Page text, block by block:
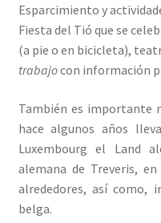
Esparcimiento y
Fiesta del Tió que se
(a pie o en bicicleta),
trabajocon información
También es importante
hace algunos años
Luxembourg el Land
alemana de Treveris,
alrededores, así como,
belga.